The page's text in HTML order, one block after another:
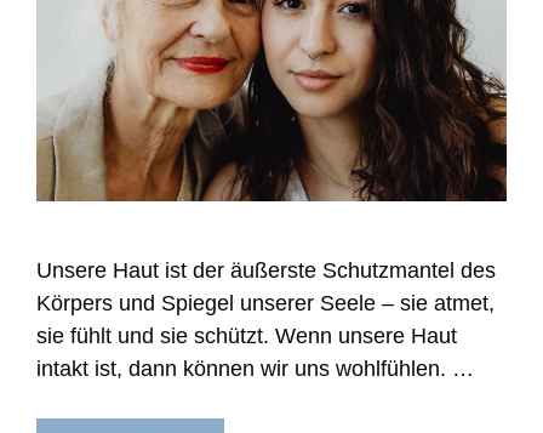
Unsere Haut ist der äußerste Schutzmantel des
Körpers und Spiegel unserer Seele – sie atmet,
sie fühlt und sie schützt. Wenn unsere Haut
intakt ist, dann können wir uns wohlfühlen. …